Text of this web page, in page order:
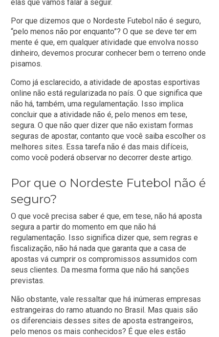
elas que vamos falar a seguir.
Por que dizemos que o Nordeste Futebol não é seguro,
“pelo menos não por enquanto”? O que se deve ter em
mente é que, em qualquer atividade que envolva nosso
dinheiro, devemos procurar conhecer bem o terreno onde
pisamos.
Como já esclarecido, a atividade de apostas esportivas
online não está regularizada no país. O que significa que
não há, também, uma regulamentação. Isso implica
concluir que a atividade não é, pelo menos em tese,
segura. O que não quer dizer que não existam formas
seguras de apostar, contanto que você saiba escolher os
melhores sites. Essa tarefa não é das mais difíceis,
como você poderá observar no decorrer deste artigo.
Por que o Nordeste Futebol não é
seguro?
O que você precisa saber é que, em tese, não há aposta
segura a partir do momento em que não há
regulamentação. Isso significa dizer que, sem regras e
fiscalização, não há nada que garanta que a casa de
apostas vá cumprir os compromissos assumidos com
seus clientes. Da mesma forma que não há sanções
previstas.
Não obstante, vale ressaltar que há inúmeras empresas
estrangeiras do ramo atuando no Brasil. Mas quais são
os diferenciais desses sites de aposta estrangeiros,
pelo menos os mais conhecidos? É que eles estão